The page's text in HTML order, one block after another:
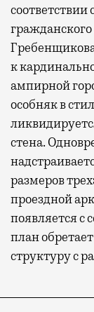
к
ампирной
особняк в
стена.
размеров
проездной
появляется с
план
структуру с